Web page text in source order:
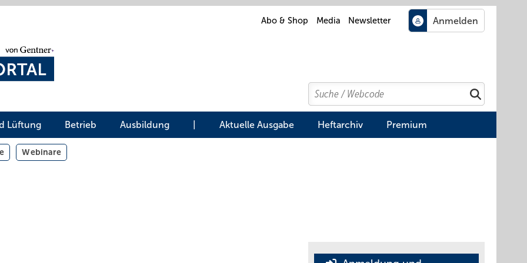
Abo & Shop Media Newsletter
Search
Suchen
Lüftung Betrieb Ausbildung Aktuelle Ausgabe Heftarchiv Premium
Webinare